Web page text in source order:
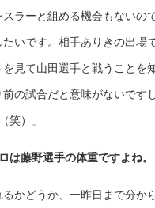
ラーと組める機会もないの
いです。相手ありきの出場
見て山田選手と戦うことを
の試合だと意味がないです
）」
は藤野選手の体重ですよね。
るかどうか、一昨日まで分か